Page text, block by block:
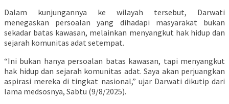
Dalam kunjungannya ke wilayah tersebut, Darwati
menegaskan persoalan yang dihadapi masyarakat bukan
sekadar batas kawasan, melainkan menyangkut hak hidup dan
sejarah komunitas adat setempat.
“Ini bukan hanya persoalan batas kawasan, tapi menyangkut
hak hidup dan sejarah komunitas adat. Saya akan perjuangkan
aspirasi mereka di tingkat nasional,” ujar Darwati dikutip dari
lama medsosnya, Sabtu (9/8/2025).